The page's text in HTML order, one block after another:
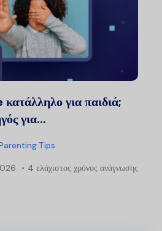
για παιδιά;
για...
Tips
4 ελάχιστος χρόνος ανάγνωσης